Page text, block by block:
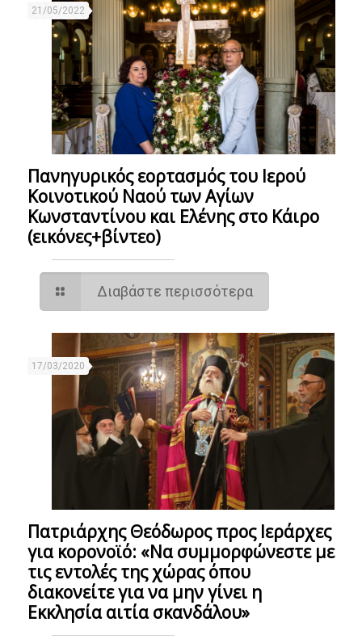
21/05/2022
Πανηγυρικός εορτασμός του Ιερού
Κοινοτικού Ναού των Αγίων
Κωνσταντίνου και Ελένης στο Κάιρο
(εικόνες+βίντεο)
Διαβάστε περισσότερα
17/03/2020
Πατριάρχης Θεόδωρος προς Ιεράρχες
για κορονοϊό: «Να συμμορφώνεστε με
τις εντολές της χώρας όπου
διακονείτε για να μην γίνει η
Εκκλησία αιτία σκανδάλου»